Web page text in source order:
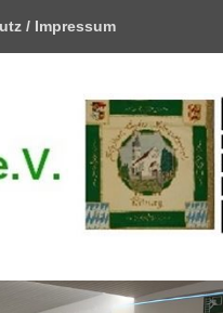
/ Impressum